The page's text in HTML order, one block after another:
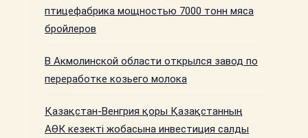
птицефабрика мощностью 7000 тонн мяса
бройлеров
В Акмолинской области открылся завод по
переработке козьего молока
Қазақстан-Венгрия қоры Қазақстанның
АӨК кезекті жобасына инвестиция салды